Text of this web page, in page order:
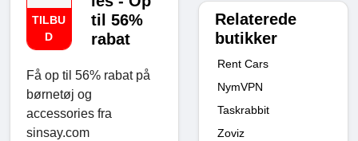
TILBU
D
til 56%
rabat
Få op til 56% rabat på
børnetøj og
accessories fra
sinsay.com
Relaterede
butikker
Rent Cars
NymVPN
Taskrabbit
Zoviz